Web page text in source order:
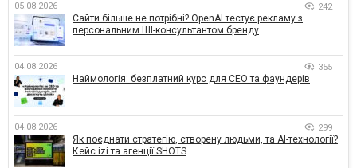
05.08.2026 242
Сайти більше не потрібні? OpenAI тестує рекламу з
персональним ШІ-консультантом бренду
04.08.2026 355
Наймологія: безплатний курс для CEO та фаундерів
04.08.2026 299
Як поєднати стратегію, створену людьми, та AI-технології?
Кейс izi та агенції SHOTS